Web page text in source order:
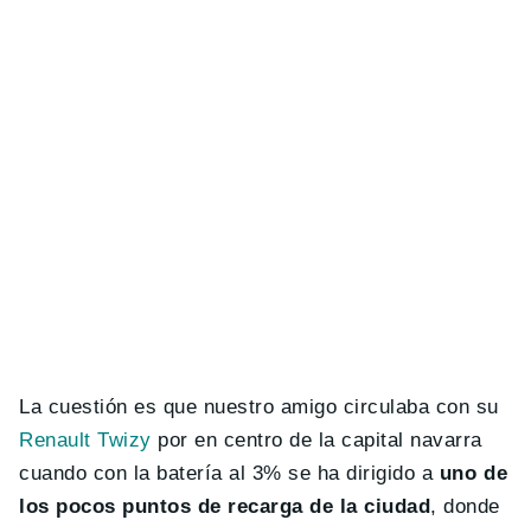
La cuestión es que nuestro amigo circulaba con su
Renault Twizy por en centro de la capital navarra
cuando con la batería al 3% se ha dirigido a uno de
los pocos puntos de recarga de la ciudad, donde